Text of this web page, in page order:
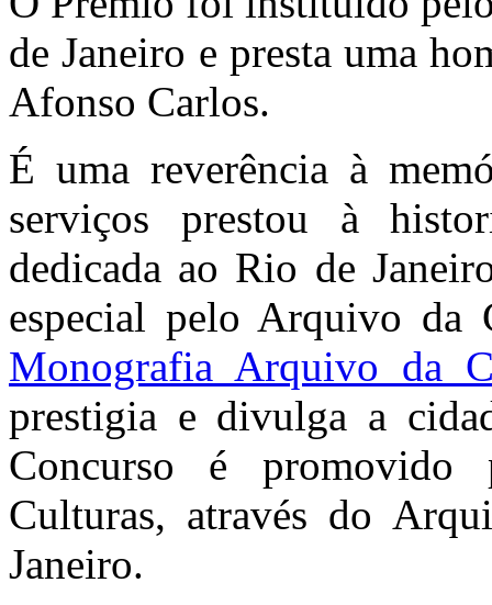
de Janeiro e presta uma
Afonso Carlos.
É uma reverência à
serviços prestou à
dedicada ao Rio de
especial pelo Arquivo
Monografia Arquivo da
prestigia e divulga a
Concurso é promovido
Culturas, através do
Janeiro.